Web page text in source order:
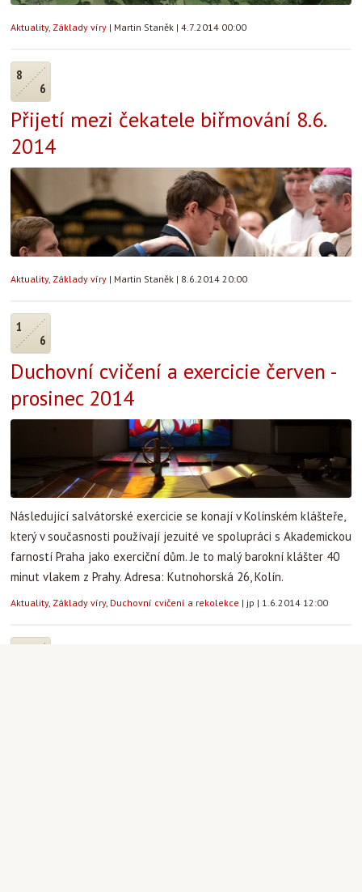
Aktuality, Základy víry | Martin Staněk | 4.7.2014 00:00
8
6
Přijetí mezi čekatele biřmování 8.6.
2014
Aktuality, Základy víry | Martin Staněk | 8.6.2014 20:00
1
6
Duchovní cvičení a exercicie červen -
prosinec 2014
Následující salvátorské exercicie se konají v Kolínském klášteře,
který v současnosti používají jezuité ve spolupráci s Akademickou
farností Praha jako exerciční dům. Je to malý barokní klášter 40
minut vlakem z Prahy. Adresa: Kutnohorská 26, Kolín.
Aktuality, Základy víry, Duchovní cvičení a rekolekce | jp | 1.6.2014 12:00